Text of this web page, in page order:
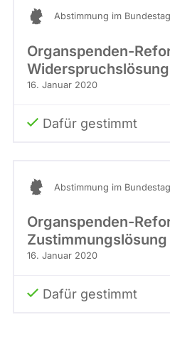
Abstimmung im
Organspenden-
Widerspruchslösung
16. Januar 2020
Dafür gestimmt
Abstimmung im
Organspenden-
Zustimmungslösung
16. Januar 2020
Dafür gestimmt